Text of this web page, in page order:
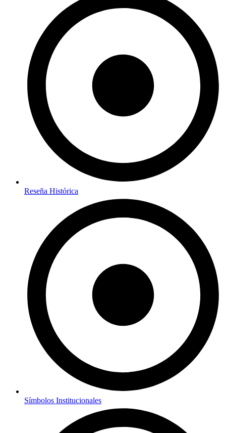
Reseña Histórica
Símbolos Institucionales